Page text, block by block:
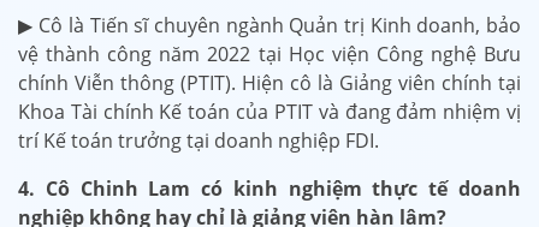
▶ Cô là Tiến sĩ chuyên ngành Quản trị Kinh doanh, bảo
vệ thành công năm 2022 tại Học viện Công nghệ Bưu
chính Viễn thông (PTIT). Hiện cô là Giảng viên chính tại
Khoa Tài chính Kế toán của PTIT và đang đảm nhiệm vị
trí Kế toán trưởng tại doanh nghiệp FDI.
4. Cô Chinh Lam có kinh nghiệm thực tế doanh
nghiệp không hay chỉ là giảng viên hàn lâm?